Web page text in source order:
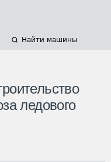
Найти машины
ледового